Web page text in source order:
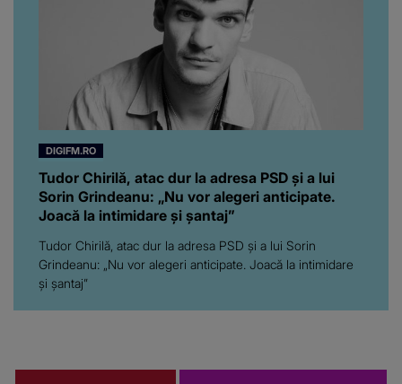
DIGIFM.RO
Tudor Chirilă, atac dur la adresa PSD și a lui
Sorin Grindeanu: „Nu vor alegeri anticipate.
Joacă la intimidare și șantaj”
Tudor Chirilă, atac dur la adresa PSD și a lui Sorin
Grindeanu: „Nu vor alegeri anticipate. Joacă la intimidare
și șantaj”